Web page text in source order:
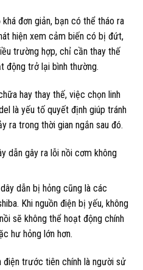
đơn giản, bạn có thể tháo ra
hiện xem cảm biến có bị đứt,
trường hợp, chỉ cần thay thế
động trở lại bình thường.
hay thay thế, việc chọn linh
là yếu tố quyết định giúp tránh
ra trong thời gian ngắn sau đó.
dẫn gây ra lỗi nồi cơm không
dẫn bị hỏng cũng là các
Khi nguồn điện bị yếu, không
sẽ không thể hoạt động chính
hư hỏng lớn hơn.
điện trước tiên chính là người sử